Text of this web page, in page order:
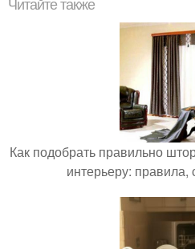
Читайте также
Как подобрать правильно
интерьеру: